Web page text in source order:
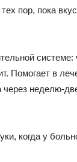
пор, пока
системе:
Помогает в
неделю-
когда у